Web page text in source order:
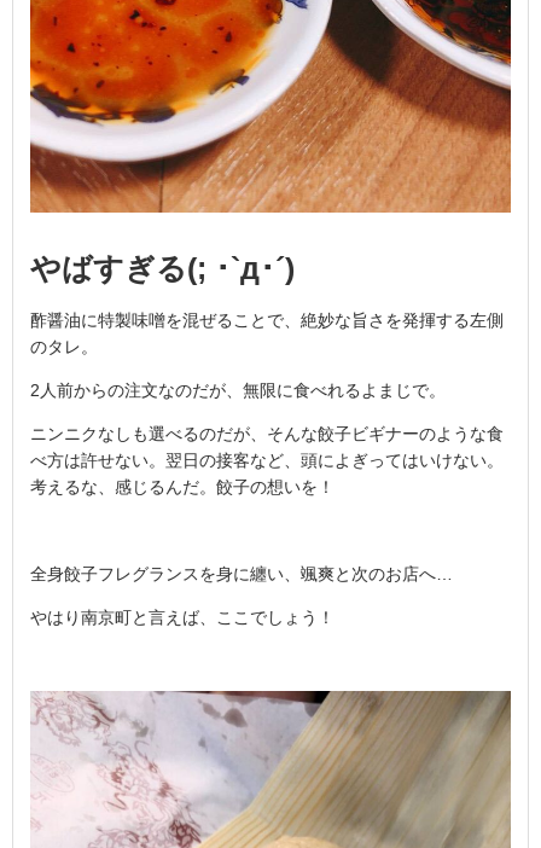
やばすぎる(; ･`д･´)
酢醤油に特製味噌を混ぜることで、絶妙な旨さを発揮する左側
のタレ。
2人前からの注文なのだが、無限に食べれるよまじで。
ニンニクなしも選べるのだが、そんな餃子ビギナーのような食
べ方は許せない。翌日の接客など、頭によぎってはいけない。
考えるな、感じるんだ。餃子の想いを！
全身餃子フレグランスを身に纏い、颯爽と次のお店へ…
やはり南京町と言えば、ここでしょう！